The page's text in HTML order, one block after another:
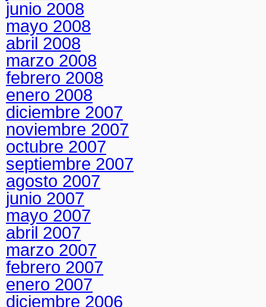
junio 2008
mayo 2008
abril 2008
marzo 2008
febrero 2008
enero 2008
diciembre 2007
noviembre 2007
octubre 2007
septiembre 2007
agosto 2007
junio 2007
mayo 2007
abril 2007
marzo 2007
febrero 2007
enero 2007
diciembre 2006